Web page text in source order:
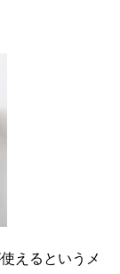
えるというメ